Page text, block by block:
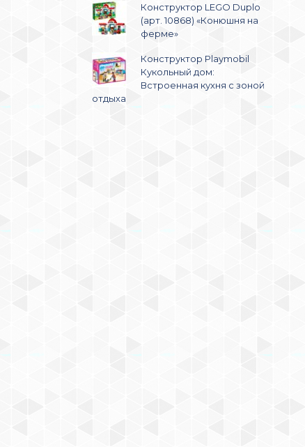
Конструктор LEGO Duplo
(арт. 10868) «Конюшня на
ферме»
Конструктор Playmobil
Кукольный дом:
Встроенная кухня с зоной
отдыха